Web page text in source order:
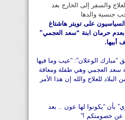
والسفر إلى الخارج بعد
جنسية والدها
على تويتر هاشتاغ
بعدم حرمان ابنة “سعد العجمي”
أبيها.
“مبارك الوعلان”: “عيب وما فيها
سعد العجمي وهي طفلة ومعاقة
للعلاج والله إن هذا الأمر
بأن “يكونوا لها عون .. بعد
عن خصومتكم !”